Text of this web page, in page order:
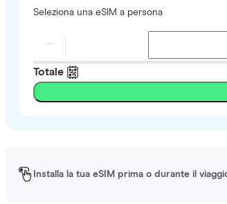
Seleziona una eSIM a persona
Totale
Installa la tua eSIM prima o durante il